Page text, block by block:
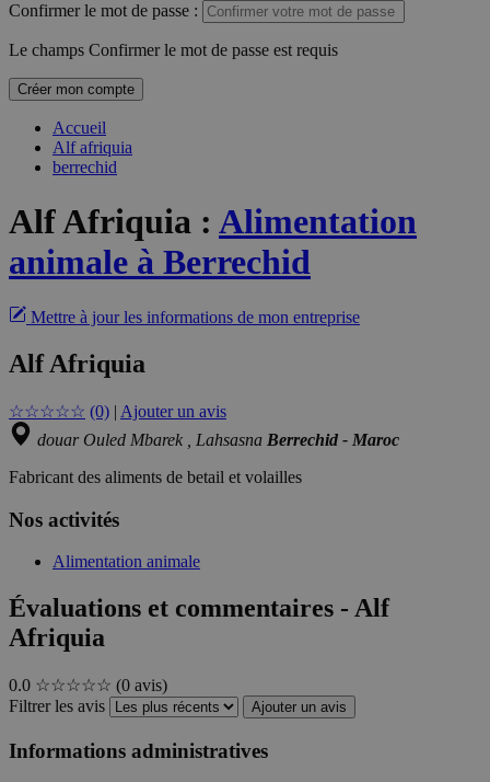
Confirmer le mot de passe :
Le champs Confirmer le mot de passe est requis
Créer mon compte
Accueil
Alf afriquia
berrechid
Alf Afriquia : Alimentation
animale à Berrechid
Mettre à jour les informations de mon entreprise
Alf Afriquia
☆☆☆☆☆ (0) | Ajouter un avis
douar Ouled Mbarek , Lahsasna Berrechid - Maroc
Fabricant des aliments de betail et volailles
Nos activités
Alimentation animale
Évaluations et commentaires - Alf
Afriquia
0.0 ☆☆☆☆☆ (0 avis)
Filtrer les avis
Ajouter un avis
Informations administratives